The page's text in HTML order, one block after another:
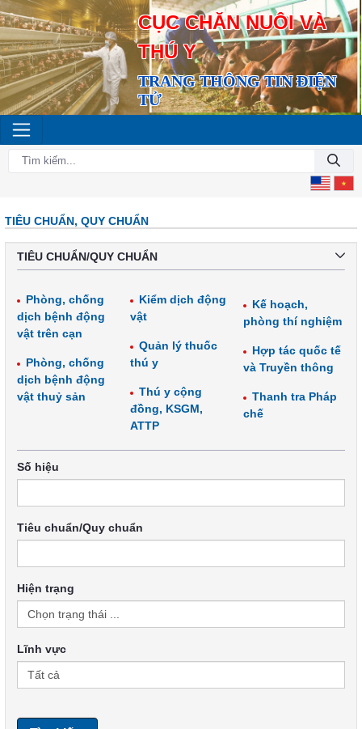
CỤC CHĂN NUÔI VÀ
THÚ Y
TRANG THÔNG TIN ĐIỆN
TỬ
TIÊU CHUẨN, QUY CHUẨN
TIÊU CHUẨN/QUY CHUẨN
Phòng, chống
dịch bệnh động
vật trên cạn
Phòng, chống
dịch bệnh động
vật thuỷ sản
Kiểm dịch động
vật
Quản lý thuốc
thú y
Thú y cộng
đồng, KSGM,
ATTP
Kế hoạch,
phòng thí nghiệm
Hợp tác quốc tế
và Truyền thông
Thanh tra Pháp
chế
Số hiệu
Tiêu chuẩn/Quy chuẩn
Hiện trạng
Lĩnh vực